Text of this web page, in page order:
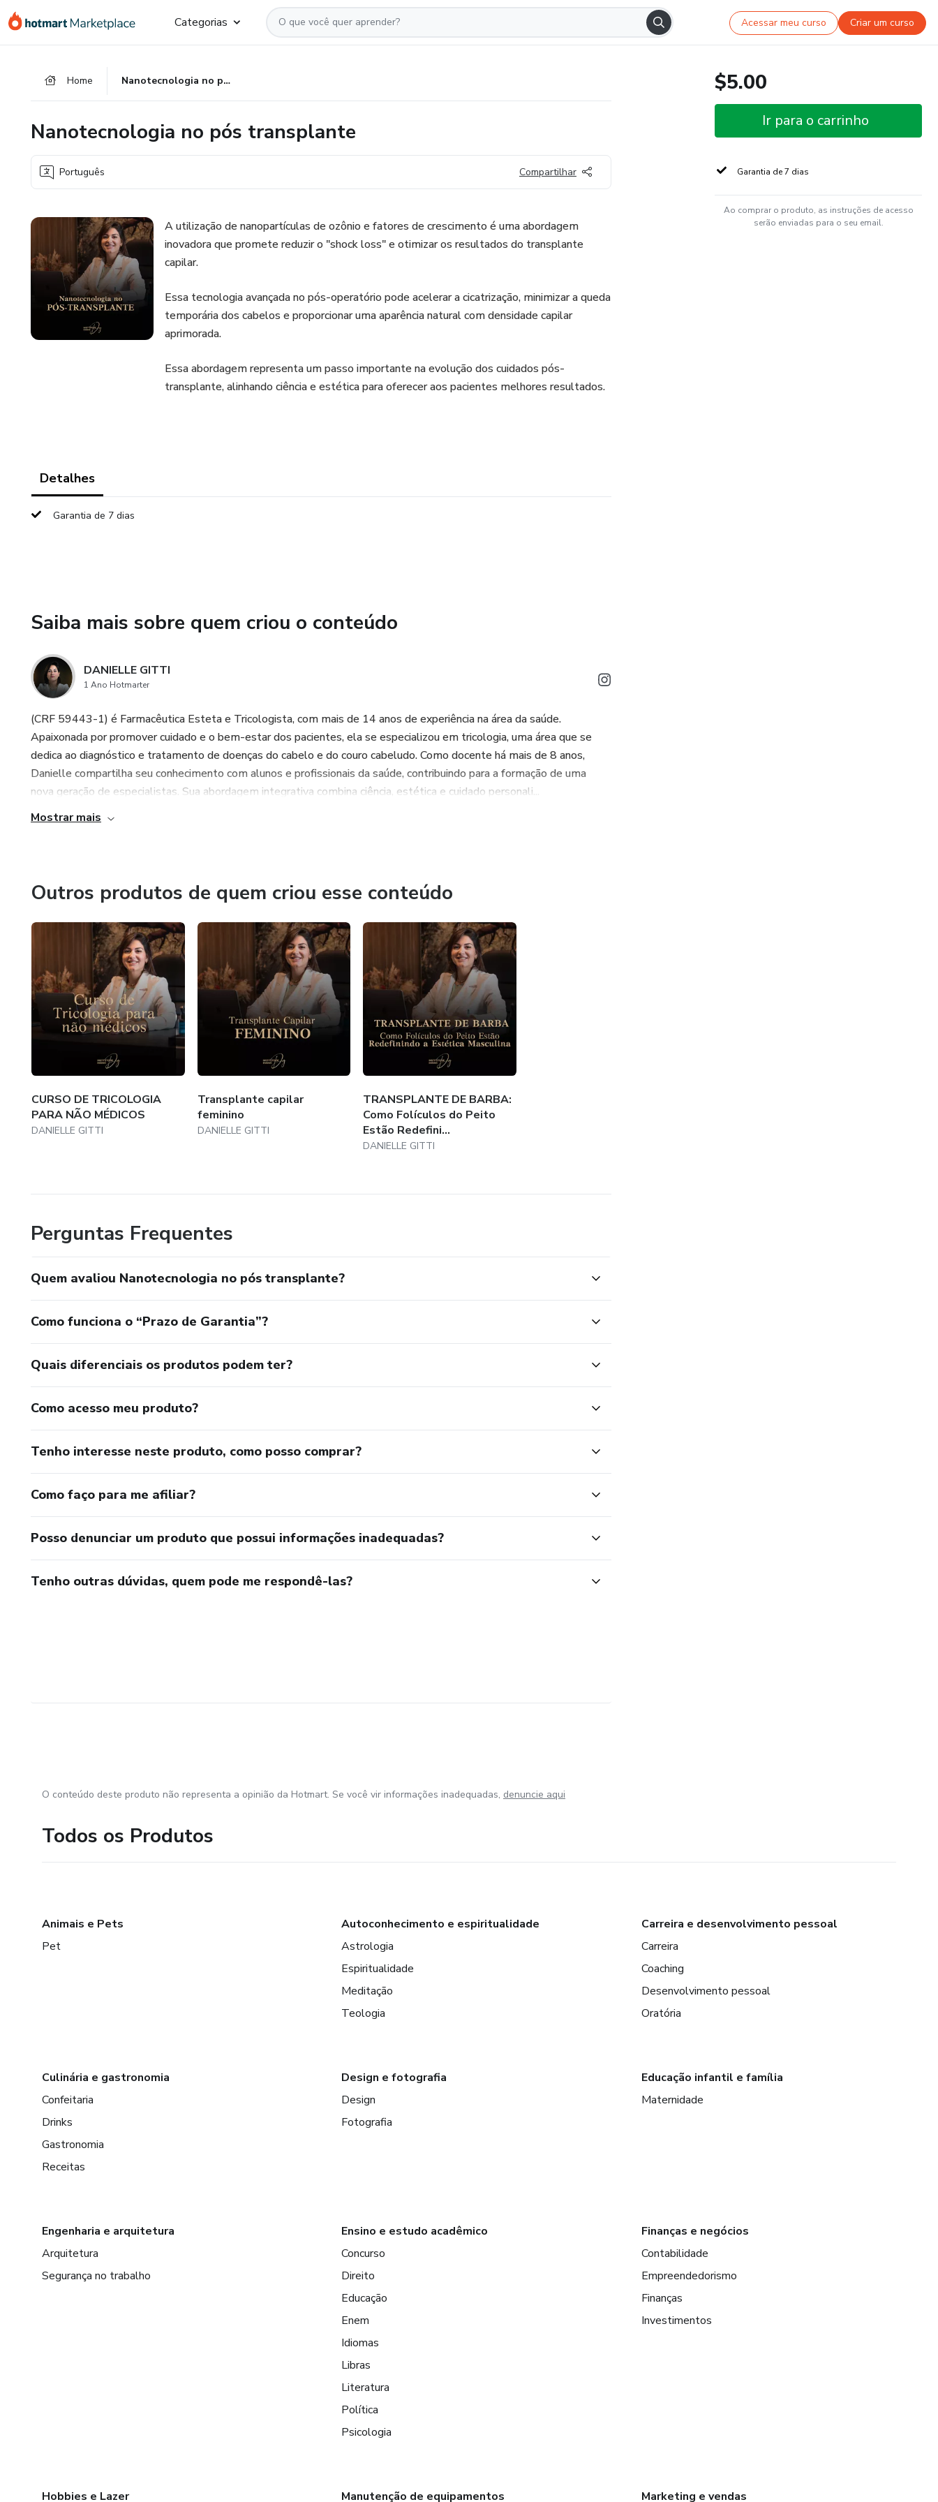
para
para
para
Categorias Acessar meu curso Criar um curso
Home Nanotecnologia no pós transplante
Nanotecnologia no pós transplante
Português Compartilhar
A utilização de nanopartículas de ozônio e fatores de crescimento é uma abordagem
inovadora que promete reduzir o "shock loss" e otimizar os resultados do transplante
capilar.
Essa tecnologia avançada no pós-operatório pode acelerar a cicatrização, minimizar a queda
temporária dos cabelos e proporcionar uma aparência natural com densidade capilar
aprimorada.
Essa abordagem representa um passo importante na evolução dos cuidados pós-
transplante, alinhando ciência e estética para oferecer aos pacientes melhores resultados.
Detalhes
Garantia de 7 dias
Saiba mais sobre quem criou o conteúdo
DANIELLE GITTI
1 Ano Hotmarter
(CRF 59443-1) é Farmacêutica Esteta e Tricologista, com mais de 14 anos de experiência na área da saúde.
Apaixonada por promover cuidado e o bem-estar dos pacientes, ela se especializou em tricologia, uma área que se
dedica ao diagnóstico e tratamento de doenças do cabelo e do couro cabeludo. Como docente há mais de 8 anos,
Danielle compartilha seu conhecimento com alunos e profissionais da saúde, contribuindo para a formação de uma
nova geração de especialistas. Sua abordagem integrativa combina ciência, estética e cuidado personali...
Mostrar mais
Outros produtos de quem criou esse conteúdo
CURSO DE TRICOLOGIA
PARA NÃO MÉDICOS
DANIELLE GITTI
Transplante capilar
feminino
DANIELLE GITTI
TRANSPLANTE DE BARBA:
Como Folículos do Peito
Estão Redefini...
DANIELLE GITTI
Perguntas Frequentes
Quem avaliou Nanotecnologia no pós transplante?
Como funciona o “Prazo de Garantia”?
Quais diferenciais os produtos podem ter?
Como acesso meu produto?
Tenho interesse neste produto, como posso comprar?
Como faço para me afiliar?
Posso denunciar um produto que possui informações inadequadas?
Tenho outras dúvidas, quem pode me respondê-las?
$5.00
Ir para o carrinho
Garantia de 7 dias
Ao comprar o produto, as instruções de acesso
serão enviadas para o seu email.
O conteúdo deste produto não representa a opinião da Hotmart. Se você vir informações inadequadas, denuncie aqui
Todos os Produtos
Animais e Pets
Pet
Autoconhecimento e espiritualidade
Astrologia
Espiritualidade
Meditação
Teologia
Carreira e desenvolvimento pessoal
Carreira
Coaching
Desenvolvimento pessoal
Oratória
Culinária e gastronomia
Confeitaria
Drinks
Gastronomia
Receitas
Design e fotografia
Design
Fotografia
Educação infantil e família
Maternidade
Engenharia e arquitetura
Arquitetura
Segurança no trabalho
Ensino e estudo acadêmico
Concurso
Direito
Educação
Enem
Idiomas
Libras
Literatura
Política
Psicologia
Finanças e negócios
Contabilidade
Empreendedorismo
Finanças
Investimentos
Hobbies e Lazer Manutenção de equipamentos Marketing e vendas